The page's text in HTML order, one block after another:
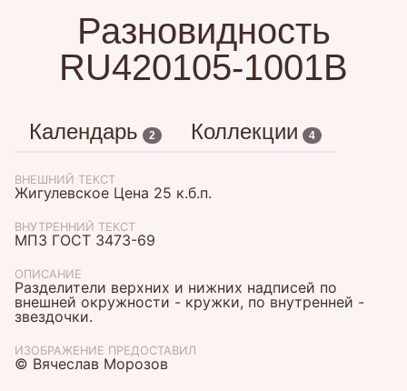
Разновидность
RU420105-1001B
Календарь 2 Коллекции 4
ВНЕШНИЙ ТЕКСТ
Жигулевское Цена 25 к.б.п.
ВНУТРЕННИЙ ТЕКСТ
МПЗ ГОСТ 3473-69
ОПИСАНИЕ
Разделители верхних и нижних надписей по
внешней окружности - кружки, по внутренней -
звездочки.
ИЗОБРАЖЕНИЕ ПРЕДОСТАВИЛ
© Вячеслав Морозов